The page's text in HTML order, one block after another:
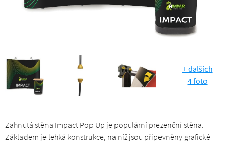
+ dalších
4 foto
Zahnutá stěna Impact Pop Up je populární prezenční stěna.
Základem je lehká konstrukce, na níž jsou připevněny grafické